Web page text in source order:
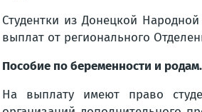
Студентки из Донецкой
выплат от регионального
Пособие по беременности и родам.
На выплату имеют право